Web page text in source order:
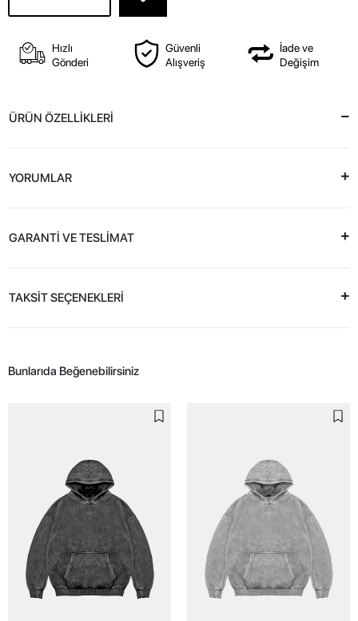
Hızlı
Gönderi
Güvenli
Alışveriş
İade ve
Değişim
ÜRÜN ÖZELLİKLERİ
YORUMLAR
GARANTİ VE TESLİMAT
TAKSİT SEÇENEKLERİ
Bunlarıda Beğenebilirsiniz